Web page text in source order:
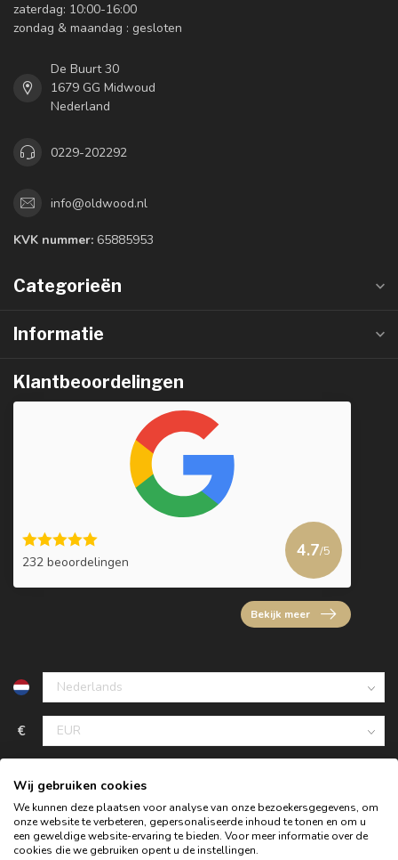
zaterdag: 10:00-16:00
zondag & maandag : gesloten
De Buurt 30
1679 GG Midwoud
Nederland
0229-202292
info@oldwood.nl
KVK nummer: 65885953
Categorieën
Informatie
Klantbeoordelingen
232 beoordelingen
4.7/5
Bekijk meer
€
Wij gebruiken cookies
We kunnen deze plaatsen voor analyse van onze bezoekersgegevens, om
onze website te verbeteren, gepersonaliseerde inhoud te tonen en om u
een geweldige website-ervaring te bieden. Voor meer informatie over de
cookies die we gebruiken opent u de instellingen.